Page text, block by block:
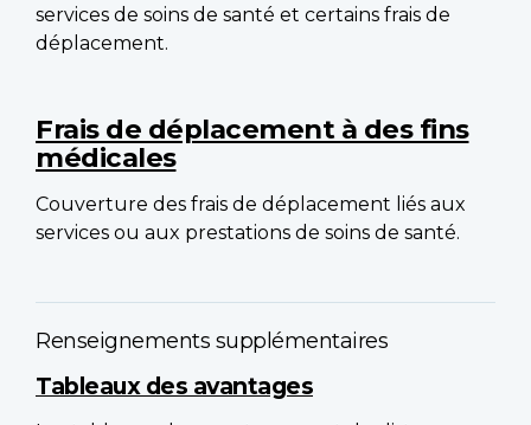
services de soins de santé et certains frais de
déplacement.
Frais de déplacement à des fins
médicales
Couverture des frais de déplacement liés aux
services ou aux prestations de soins de santé.
Renseignements supplémentaires
Tableaux des avantages